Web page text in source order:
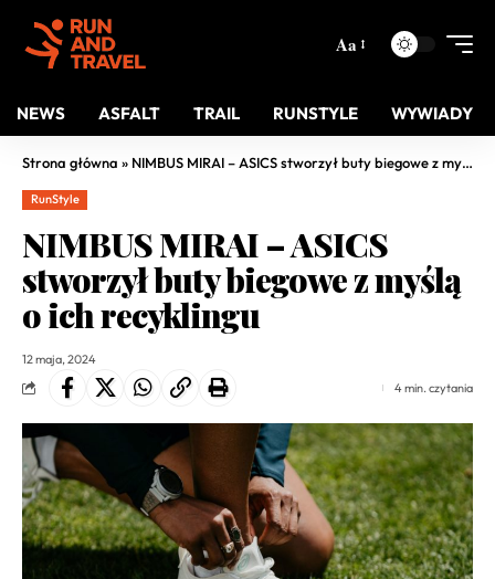
Aa
NEWS ASFALT TRAIL RUNSTYLE WYWIADY
Strona główna » NIMBUS MIRAI – ASICS stworzył buty biegowe z myślą o ich recyklingu
RunStyle
NIMBUS MIRAI – ASICS
stworzył buty biegowe z myślą
o ich recyklingu
12 maja, 2024
4 min. czytania